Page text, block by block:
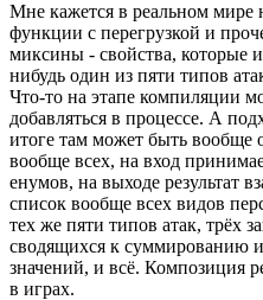
Мне кажется в реальном мире
функции с перегрузкой и
миксины - свойства, которые
нибудь один из пяти типов
Что-то на этапе компиляции
добавляться в процессе. А
итоге там может быть вообще
вообще всех, на вход
енумов, на выходе результат
список вообще всех видов
тех же пяти типов атак, трёх
сводящихся к суммированию
значений, и всё. Композиция
в играх.